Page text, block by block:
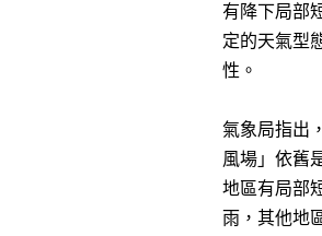
有降下局部
定的天氣型
性。
氣象局指出
風場」依舊
地區有局部
雨，其他地